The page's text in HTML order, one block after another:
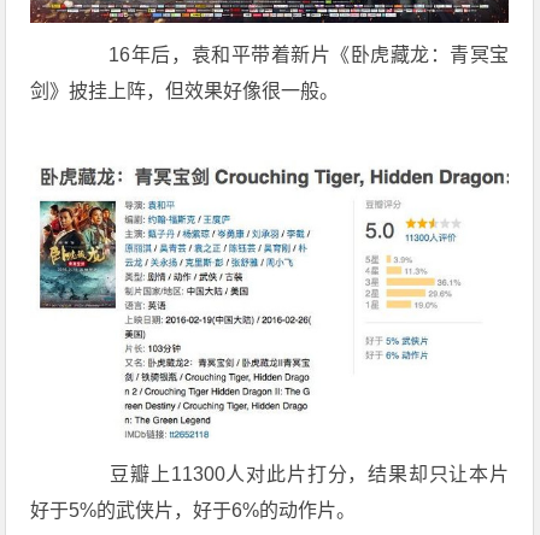
16年后，袁和平带着新片《卧虎藏龙：青冥宝
剑》披挂上阵，但效果好像很一般。
豆瓣上11300人对此片打分，结果却只让本片
好于5%的武侠片，好于6%的动作片。